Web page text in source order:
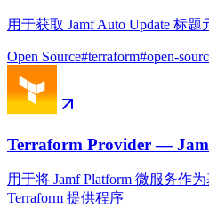
用于获取 Jamf Auto Update 标题
Open Source#terraform#open-
Terraform Provider —
用于将 Jamf Platform 微服务作
Terraform 提供程序